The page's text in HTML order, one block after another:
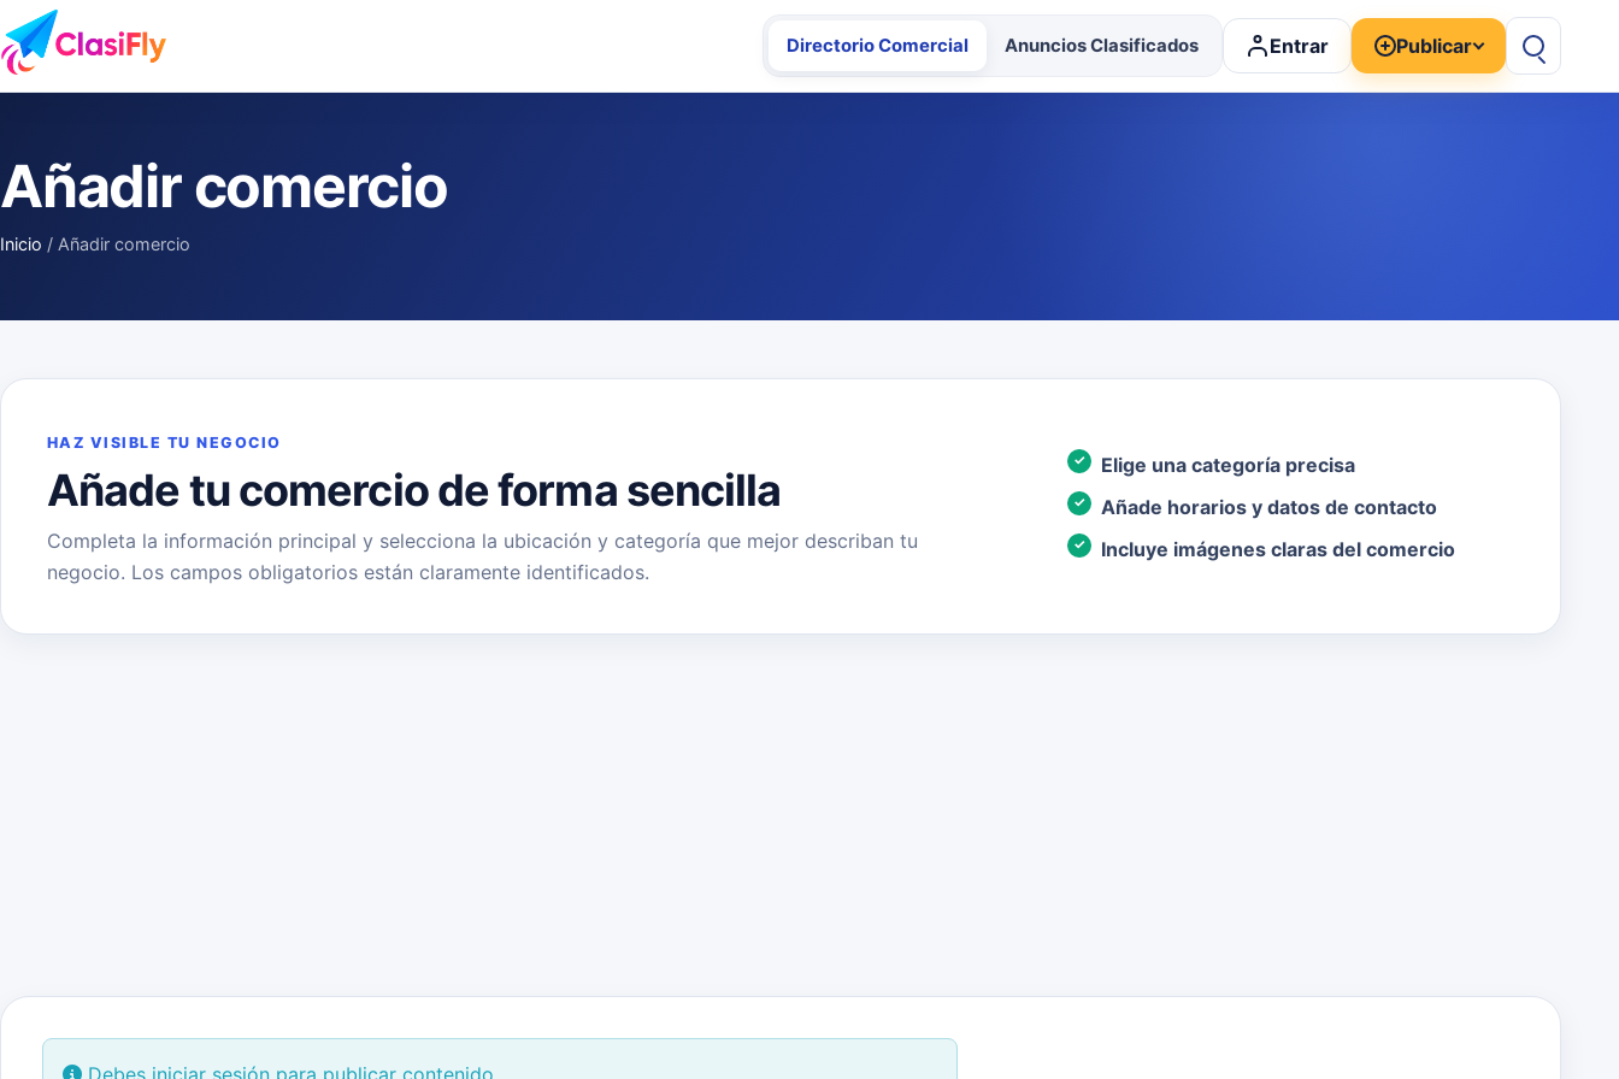
Saltar al contenido
Directorio Comercial Anuncios Clasificados Entrar Publicar
Añadir comercio
Inicio / Añadir comercio
HAZ VISIBLE TU NEGOCIO
Añade tu comercio de forma sencilla
Completa la información principal y selecciona la ubicación y categoría que mejor describan tu
negocio. Los campos obligatorios están claramente identificados.
Elige una categoría precisa
Añade horarios y datos de contacto
Incluye imágenes claras del comercio
Debes iniciar sesión para publicar contenido.